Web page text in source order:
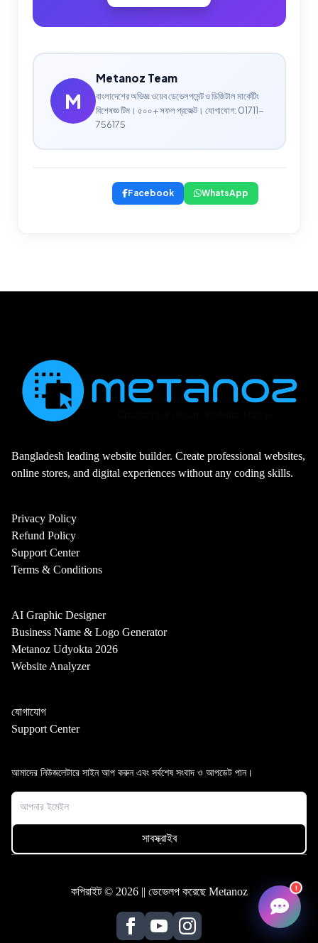
M
Metanoz Team
বাংলাদেশের অভিজ্ঞ ওয়েব ডেভেলপমেন্ট ও ডিজিটাল মার্কেটিং
বিশেষজ্ঞ টিম। ৫০০+ সফল প্রজেক্ট। যোগাযোগ: 01711-
756175
Facebook WhatsApp
Bangladesh leading website builder. Create professional websites,
online stores, and digital experiences without any coding skills.
Privacy Policy
Refund Policy
Support Center
Terms & Conditions
AI Graphic Designer
Business Name & Logo Generator
Metanoz Udyokta 2026
Website Analyzer
যোগাযোগ
Support Center
আমাদের নিউজলেটারে সাইন আপ করুন এবং সর্বশেষ সংবাদ ও আপডেট পান।
কপিরাইট © 2026 || ডেভেলপ করেছে Metanoz !